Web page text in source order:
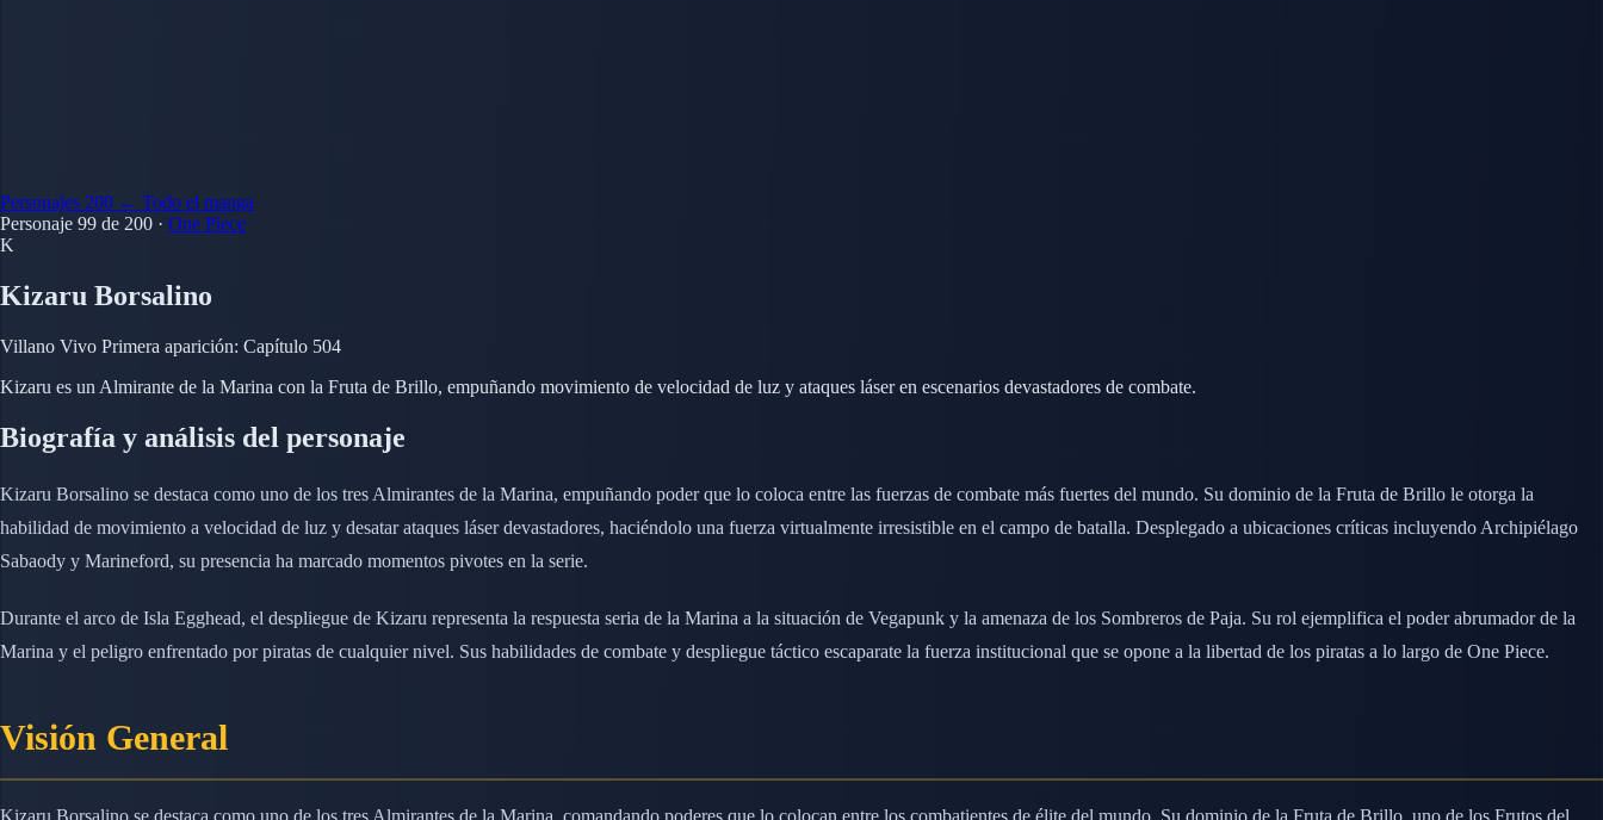
Personajes 200 ← Todo el manga
Personaje 99 de 200 · One Piece
K
Kizaru Borsalino
Villano Vivo Primera aparición: Capítulo 504
Kizaru es un Almirante de la Marina con la Fruta de Brillo, empuñando movimiento de velocidad de luz y ataques láser en escenarios devastadores de combate.
Biografía y análisis del personaje
Kizaru Borsalino se destaca como uno de los tres Almirantes de la Marina, empuñando poder que lo coloca entre las fuerzas de combate más fuertes del mundo. Su dominio de la Fruta de Brillo le otorga la
habilidad de movimiento a velocidad de luz y desatar ataques láser devastadores, haciéndolo una fuerza virtualmente irresistible en el campo de batalla. Desplegado a ubicaciones críticas incluyendo Archipiélago
Sabaody y Marineford, su presencia ha marcado momentos pivotes en la serie.
Durante el arco de Isla Egghead, el despliegue de Kizaru representa la respuesta seria de la Marina a la situación de Vegapunk y la amenaza de los Sombreros de Paja. Su rol ejemplifica el poder abrumador de la
Marina y el peligro enfrentado por piratas de cualquier nivel. Sus habilidades de combate y despliegue táctico escaparate la fuerza institucional que se opone a la libertad de los piratas a lo largo de One Piece.
Visión General
Kizaru Borsalino se destaca como uno de los tres Almirantes de la Marina, comandando poderes que lo colocan entre los combatientes de élite del mundo. Su dominio de la Fruta de Brillo, uno de los Frutos del